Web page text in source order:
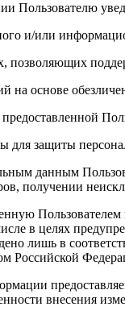
Пользователю
и/или
позволяющих
на основе
защиты
данным
получении
в целях
лишь в
Российской
внесения